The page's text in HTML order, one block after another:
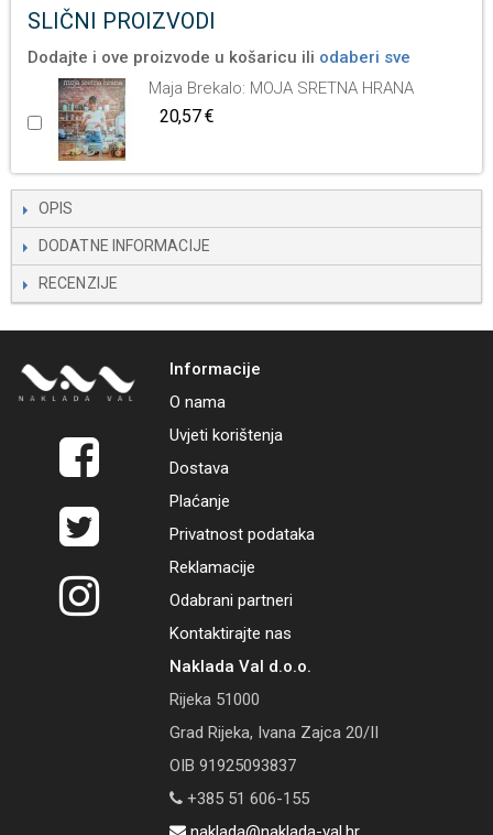
SLIČNI PROIZVODI
Dodajte i ove proizvode u košaricu ili odaberi sve
Maja Brekalo: MOJA SRETNA HRANA
20,57 €
OPIS
DODATNE INFORMACIJE
RECENZIJE
Informacije
O nama
Uvjeti korištenja
Dostava
Plaćanje
Privatnost podataka
Reklamacije
Odabrani partneri
Kontaktirajte nas
Naklada Val d.o.o.
Rijeka 51000
Grad Rijeka, Ivana Zajca 20/II
OIB 91925093837
+385 51 606-155